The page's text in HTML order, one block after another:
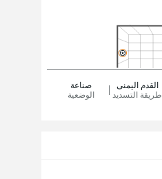
صناعة
الوضعية
القدم اليمنى
طريقة التسديد